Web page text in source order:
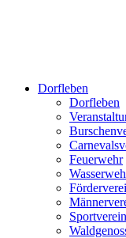
Dorfleben
Dorfleben
Feuerwehr